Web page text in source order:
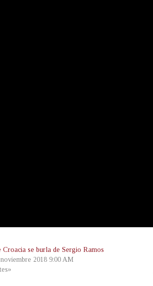
Croacia se burla de Sergio Ramos
2018 9:00 AM